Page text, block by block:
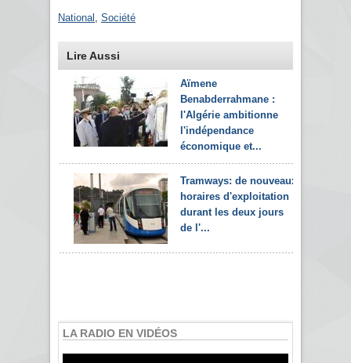
National Société
Lire Aussi
Aïmene
Benabderrahmane :
l'Algérie ambitionne
l'indépendance
économique et...
Tramways: de nouveaux
horaires d'exploitation
durant les deux jours
de l'...
LA RADIO EN VIDÉOS